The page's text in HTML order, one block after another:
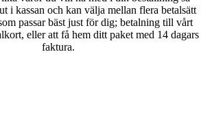
i kassan och kan välja mellan flera betalsätt
passar bäst just för dig; betalning till vårt
eller att få hem ditt paket med 14 dagars
faktura.